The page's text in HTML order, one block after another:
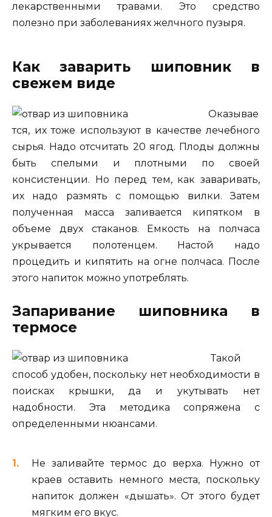
лекарственными травами. Это средство
полезно при заболеваниях желчного пузыря.
Как заварить шиповник в
свежем виде
Оказывае
тся, их тоже используют в качестве лечебного
сырья. Надо отсчитать 20 ягод. Плоды должны
быть спелыми и плотными по своей
консистенции. Но перед тем, как заваривать,
их надо размять с помощью вилки. Затем
полученная масса заливается кипятком в
объеме двух стаканов. Емкость на полчаса
укрывается полотенцем. Настой надо
процедить и кипятить на огне полчаса. После
этого напиток можно употреблять.
Запаривание шиповника в
термосе
Такой
способ удобен, поскольку нет необходимости в
поисках крышки, да и укутывать нет
надобности. Эта методика сопряжена с
определенными нюансами.
Не заливайте термос до верха. Нужно от
краев оставить немного места, поскольку
напиток должен «дышать». От этого будет
мягким его вкус.